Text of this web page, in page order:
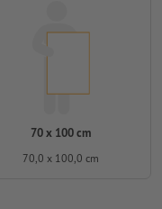
70 x 100 cm
70,0 x 100,0 cm